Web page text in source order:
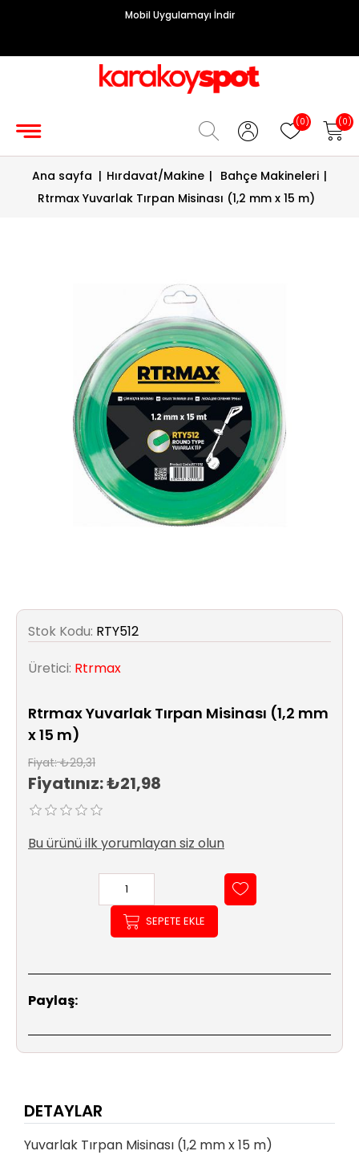
Mobil Uygulamayı İndir
(0) (0)
Grup
Sigorta/
Şalt
Aydınlatma
Anahtar/Grup
Tesisat
Araç Şarj
Sıhhi
Tesisat
Sistemleri
Ürün
Fiyatları
Ana sayfa | Hırdavat/Makine | Bahçe Makineleri |
Rtrmax Yuvarlak Tırpan Misinası (1,2 mm x 15 m)
Stok Kodu: RTY512
Üretici: Rtrmax
Rtrmax Yuvarlak Tırpan Misinası (1,2 mm
x 15 m)
Fiyat: ₺29,31
Fiyatınız:₺21,98
Bu ürünü ilk yorumlayan siz olun
SEPETE EKLE
Paylaş:
DETAYLAR
Yuvarlak Tırpan Misinası (1,2 mm x 15 m)